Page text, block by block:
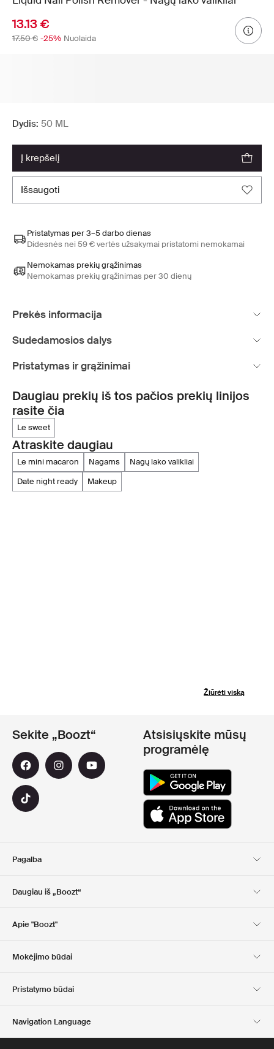
13.13 €
17.50 € -25% Nuolaida
Dydis: 50 ML
į krepšelį
išsaugoti
Pristatymas per 3–5 darbo dienas
Didesnės nei 59 € vertės užsakymai pristatomi nemokamai
Nemokamas prekių grąžinimas
Nemokamas prekių grąžinimas per 30 dienų
Prekės informacija
Sudedamosios dalys
Pristatymas ir grąžinimai
Daugiau prekių iš tos pačios prekių linijos
rasite čia
le sweet
Atraskite daugiau
le mini macaron nagams
nagų lako valikliai
date night ready
makeup
Žiūrėti viską
Pagalba
Daugiau iš „Boozt“
Club Boozt
Apie "Boozt"
Spauda ir apdovanojimai
Sekite „Boozt“
Atsisiųskite mūsų
programėlę
Mokėjimo būdai
Pristatymo būdai
Navigation Language